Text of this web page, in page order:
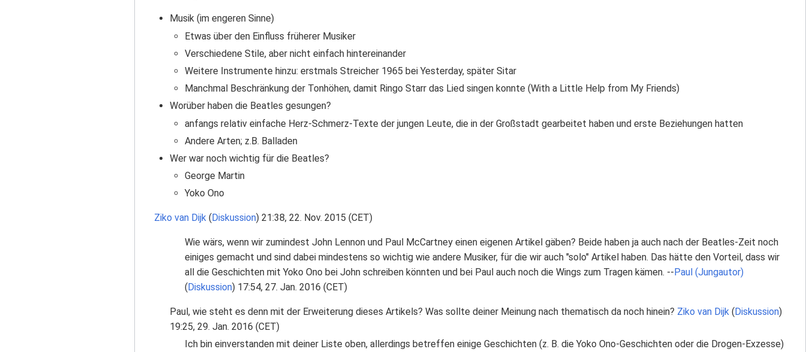
Musik (im engeren Sinne)
Etwas über den Einfluss früherer Musiker
Verschiedene Stile, aber nicht einfach hintereinander
Weitere Instrumente hinzu: erstmals Streicher 1965 bei Yesterday, später Sitar
Manchmal Beschränkung der Tonhöhen, damit Ringo Starr das Lied singen konnte (With a Little Help from My Friends)
Worüber haben die Beatles gesungen?
anfangs relativ einfache Herz-Schmerz-Texte der jungen Leute, die in der Großstadt gearbeitet haben und erste Beziehungen hatten
Andere Arten; z.B. Balladen
Wer war noch wichtig für die Beatles?
George Martin
Yoko Ono
Ziko van Dijk ( Diskussion) 21:38, 22. Nov. 2015 (CET)
Wie wärs, wenn wir zumindest John Lennon und Paul McCartney einen eigenen Artikel gäben? Beide haben ja auch nach der Beatles-Zeit noch
einiges gemacht und sind dabei mindestens so wichtig wie andere Musiker, für die wir auch "solo" Artikel haben. Das hätte den Vorteil, dass wir
all die Geschichten mit Yoko Ono bei John schreiben könnten und bei Paul auch noch die Wings zum Tragen kämen. -- Paul (Jungautor)
( Diskussion) 17:54, 27. Jan. 2016 (CET)
Paul, wie steht es denn mit der Erweiterung dieses Artikels? Was sollte deiner Meinung nach thematisch da noch hinein? Ziko van Dijk( Diskussion)
19:25, 29. Jan. 2016 (CET)
Ich bin einverstanden mit deiner Liste oben, allerdings betreffen einige Geschichten (z. B. die Yoko Ono-Geschichten oder die Drogen-Exzesse)